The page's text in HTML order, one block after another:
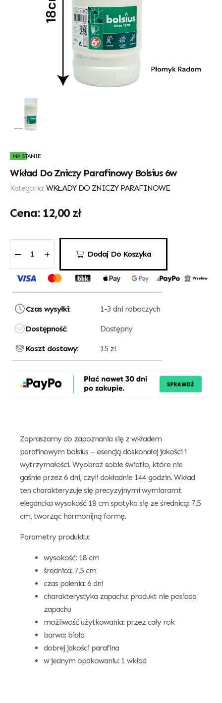
NA STANIE
Wkład Do Zniczy Parafinowy Bolsius 6w
Kategoria: WKŁADY DO ZNICZY PARAFINOWE
12,00 zł
Dodaj Do Koszyka
Czas wysyłki: 1-3 dni roboczych
Dostępność: Dostępny
Koszt dostawy: 15 zl
Zapraszamy do zapoznania się z wkładem
parafinowym bolsius – esencją doskonałej jakości i
wytrzymałości. Wyobraź sobie światło, które nie
gaśnie przez 6 dni, czyli dokładnie 144 godzin. Wkład
ten charakteryzuje się precyzyjnymi wymiarami:
elegancka wysokość 18 cm spotyka się ze średnicą: 7,5
cm, tworząc harmonijną formę.
Parametry produktu:
wysokość: 18 cm
średnica: 7,5 cm
czas palenia: 6 dni
charakterystyka zapachu: produkt nie posiada
zapachu
możliwość użytkowania: przez cały rok
barwa: biała
dobrej jakości parafina
w jednym opakowaniu: 1 wkład